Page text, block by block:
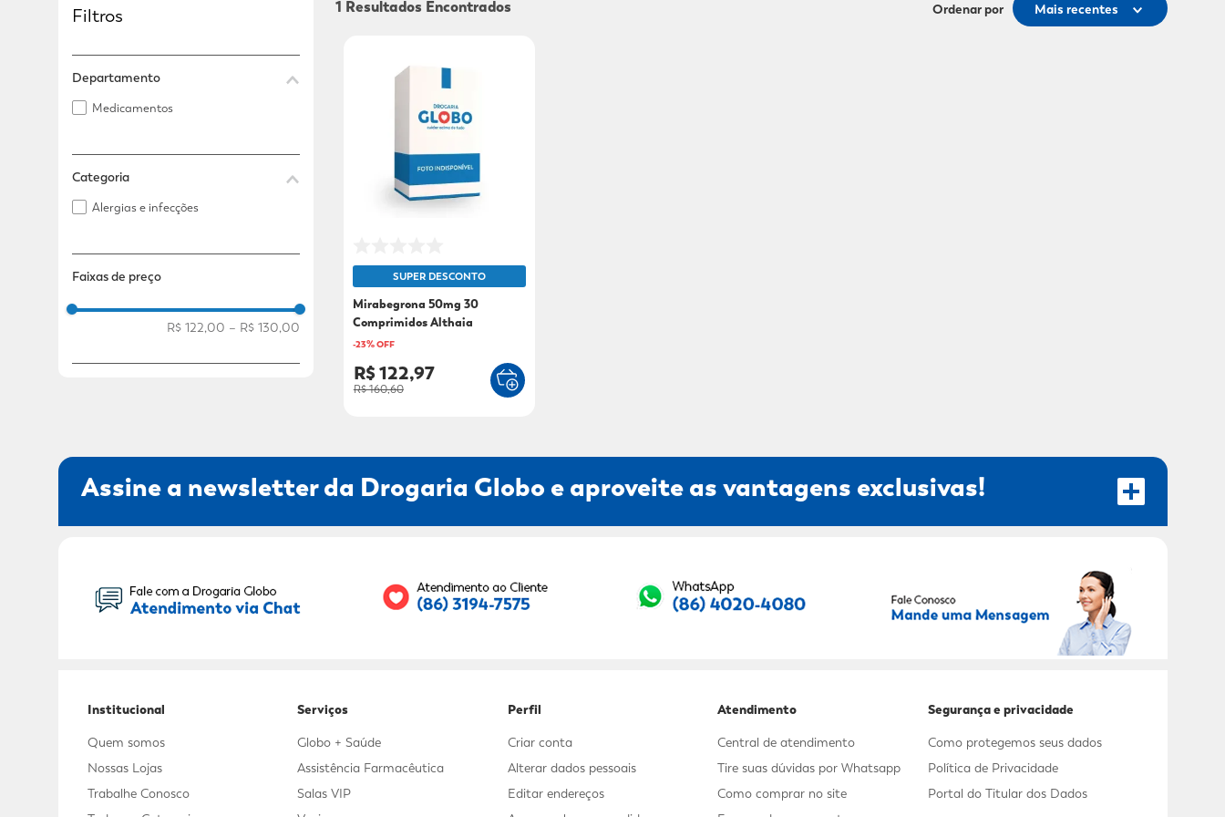
9º
mounjaro
Adicional
Filtros
Departamento
Medicamentos
Categoria
Alergias e infecções
Faixas de preço
R$ 122,00 – R$ 130,00
1 Ordenar por Mais recentes
SUPER DESCONTO
Mirabegrona 50mg 30
Comprimidos Althaia
-23% OFF
R$ 122,97
R$ 160,60
Assine a newsletter da Drogaria Globo e aproveite as vantagens exclusivas!
RECEBER OFERTAS EXCLUSIVAS!
Institucional
Quem somos
Nossas Lojas
Trabalhe Conosco
Serviços
Globo + Saúde
Assistência Farmacêutica
Salas VIP
Perfil
Criar conta
Alterar dados pessoais
Editar endereços
Atendimento
Central de atendimento
Tire suas dúvidas por Whatsapp
Como comprar no site
Segurança e privacidade
Como protegemos seus dados
Política de Privacidade
Portal do Titular dos Dados